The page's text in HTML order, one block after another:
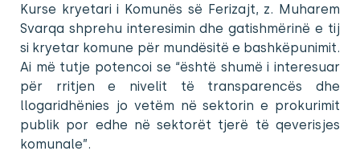
Kurse kryetari i Komunës së Ferizajt, z. Muharem
Svarqa shprehu interesimin dhe gatishmërinë e tij
si kryetar komune për mundësitë e bashkëpunimit.
Ai më tutje potencoi se “është shumë i interesuar
për rritjen e nivelit të transparencës dhe
llogaridhënies jo vetëm në sektorin e prokurimit
publik por edhe në sektorët tjerë të qeverisjes
komunale”.